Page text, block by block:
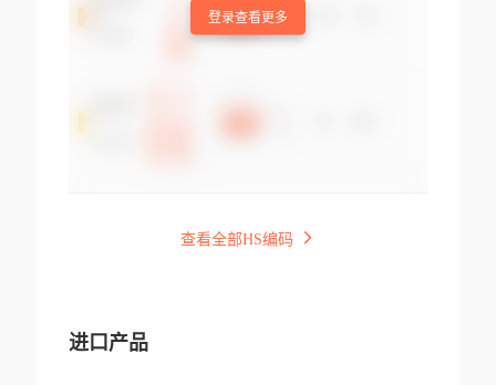
登录查看更多
查看全部HS编码
进口产品